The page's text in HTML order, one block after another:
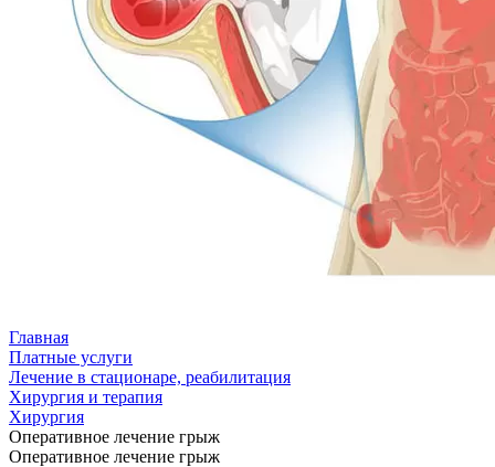
Главная
Платные услуги
Лечение в стационаре, реабилитация
Хирургия и терапия
Хирургия
Оперативное лечение грыж
Оперативное лечение грыж